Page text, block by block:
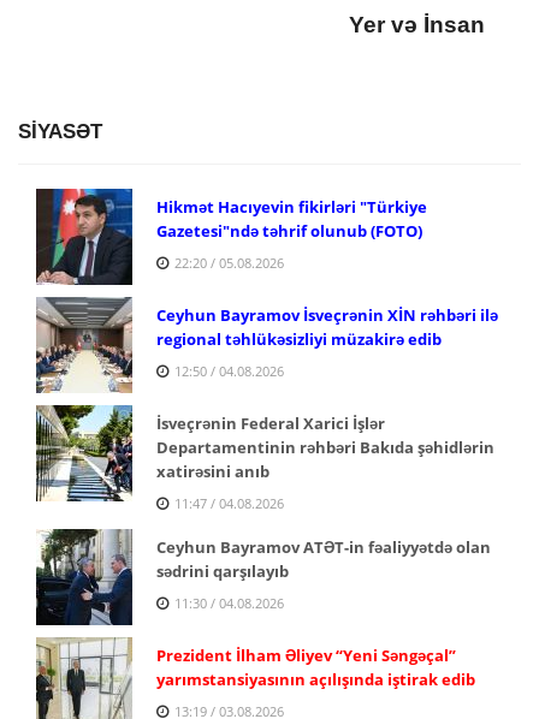
Yer və İnsan
SİYASƏT
Hikmət Hacıyevin fikirləri "Türkiye
Gazetesi"ndə təhrif olunub (FOTO)
22:20 / 05.08.2026
Ceyhun Bayramov İsveçrənin XİN rəhbəri ilə
regional təhlükəsizliyi müzakirə edib
12:50 / 04.08.2026
İsveçrənin Federal Xarici İşlər
Departamentinin rəhbəri Bakıda şəhidlərin
xatirəsini anıb
11:47 / 04.08.2026
Ceyhun Bayramov ATƏT-in fəaliyyətdə olan
sədrini qarşılayıb
11:30 / 04.08.2026
Prezident İlham Əliyev “Yeni Səngəçal”
yarımstansiyasının açılışında iştirak edib
13:19 / 03.08.2026